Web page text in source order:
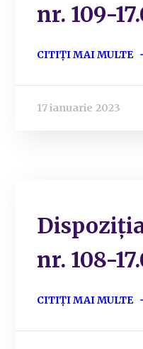
nr. 109-
CITIȚI MAI MULTE
17 ianuarie 2023
nr. 108-
CITIȚI MAI MULTE